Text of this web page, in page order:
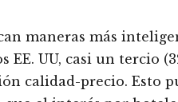
maneras más
EE. UU, casi un tercio
calidad-precio. Esto